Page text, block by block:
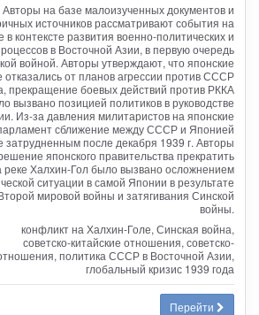
Авторы на базе малоизученных документов и
источников рассматривают события на
в контексте развития военно-политических и
в Восточной Азии, в первую очередь
войной. Авторы утверждают, что японские
от планов агрессии против СССР
прекращение боевых действий против РККА
вызвано позицией политиков в руководстве
Из-за давления милитаристов на японские
сближение между СССР и Японией
затрудненным после декабря 1939 г. Авторы
японского правительства прекратить
реке Халхин-Гол было вызвано осложнением
ситуации в самой Японии в результате
мировой войны и затягивания Синской
войны.
конфликт на Халхин-Голе, Синская война,
советско-китайские отношения, советско-
политика СССР в Восточной Азии,
глобальный кризис 1939 года
Перейти